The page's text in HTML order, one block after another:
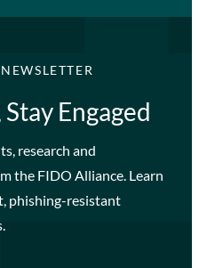
Engaged
research and
the FIDO Alliance. Learn
phishing-resistant